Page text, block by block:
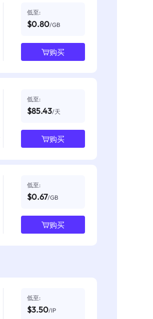
低至:
$0.80/GB
购买
低至:
$85.43/天
购买
低至:
$0.67/GB
购买
低至:
$3.50/IP